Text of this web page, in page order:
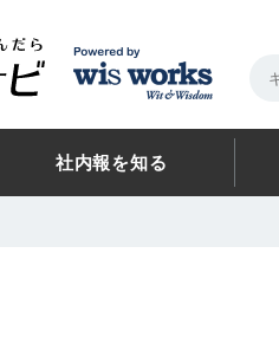
社内報を知る